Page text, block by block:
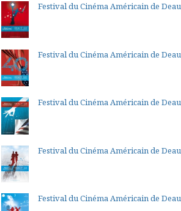
Festival du Cinéma Américain de
Festival du Cinéma Américain de
Festival du Cinéma Américain de
Festival du Cinéma Américain de
Festival du Cinéma Américain de